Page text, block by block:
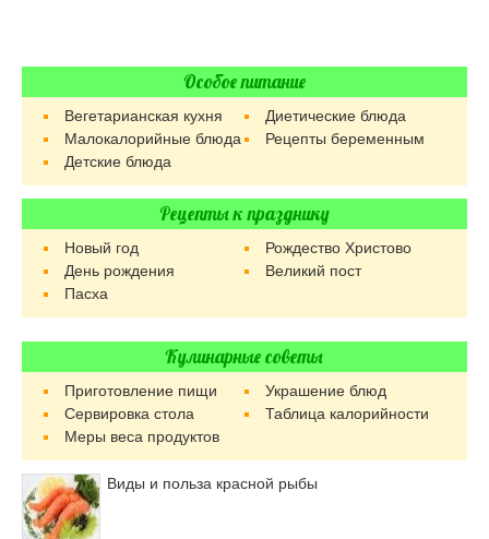
Особое питание
Вегетарианская кухня
Диетические блюда
Малокалорийные блюда
Рецепты беременным
Детские блюда
Рецепты к празднику
Новый год
Рождество Христово
День рождения
Великий пост
Пасха
Кулинарные советы
Приготовление пищи
Украшение блюд
Сервировка стола
Таблица калорийности
Меры веса продуктов
Виды и польза красной рыбы